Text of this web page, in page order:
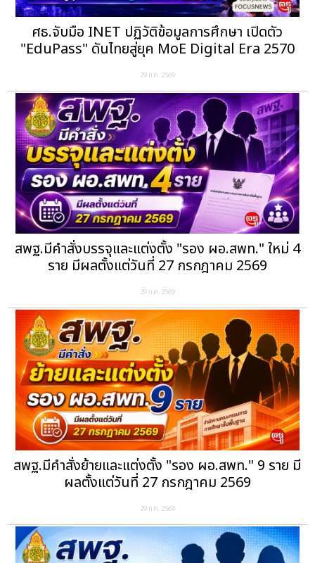
ศธ.จับมือ INET ปฏิวัติข้อมูลการศึกษา เปิดตัว
"EduPass" ดันไทยสู่ยุค MoE Digital Era 2570
29 ก.ค. 2569
สพฐ.มีคำสั่งบรรจุและแต่งตั้ง "รอง ผอ.สพท." ใหม่ 4
ราย มีผลตั้งแต่วันที่ 27 กรกฎาคม 2569
29 ก.ค. 2569
สพฐ.มีคำสั่งย้ายและแต่งตั้ง "รอง ผอ.สพท." 9 ราย มี
ผลตั้งแต่วันที่ 27 กรกฎาคม 2569
29 ก.ค. 2569